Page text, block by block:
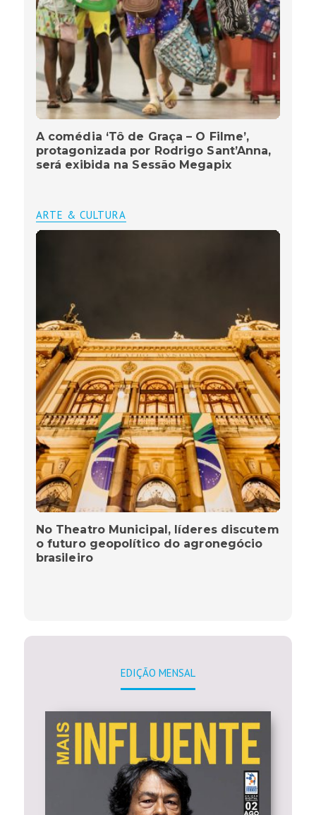
A comédia ‘Tô de Graça – O Filme’,
protagonizada por Rodrigo Sant’Anna,
será exibida na Sessão Megapix
ARTE & CULTURA
No Theatro Municipal, líderes discutem
o futuro geopolítico do agronegócio
brasileiro
EDIÇÃO MENSAL